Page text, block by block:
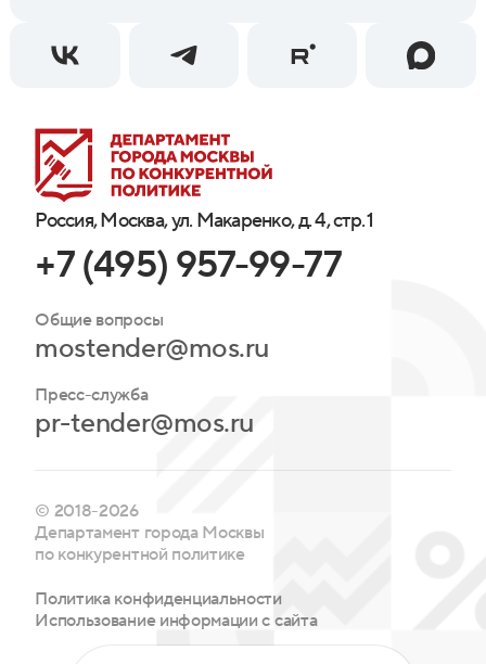
Россия, Москва, ул. Макаренко, д. 4, стр. 1
+7 (495) 957-99-77
Общие вопросы
mostender@mos.ru
Пресс-служба
pr-tender@mos.ru
© 2018-2026
Департамент города Москвы
по конкурентной политике
Политика конфиденциальности
Использование информации с сайта